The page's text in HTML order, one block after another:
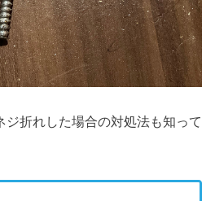
ジ折れした場合の対処法も知って